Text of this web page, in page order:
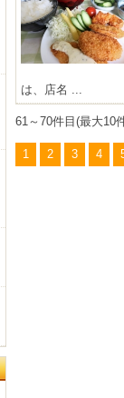
は、店名 ...
61～70件目(最大10
1 2 3 4